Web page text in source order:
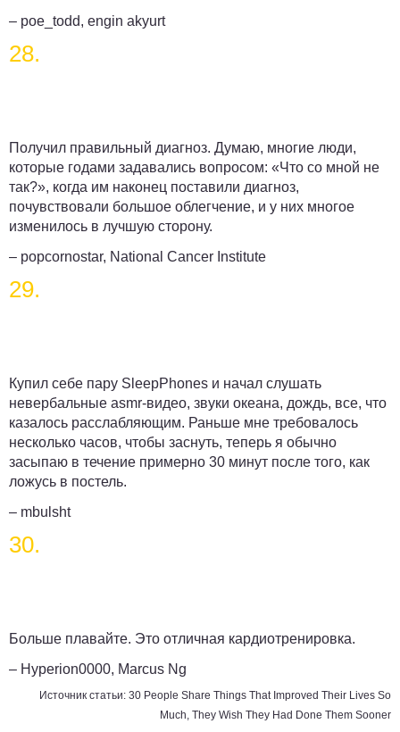
– poe_todd, engin akyurt
28.
Получил правильный диагноз. Думаю, многие люди,
которые годами задавались вопросом: «Что со мной не
так?», когда им наконец поставили диагноз,
почувствовали большое облегчение, и у них многое
изменилось в лучшую сторону.
– popcornostar, National Cancer Institute
29.
Купил себе пару SleepPhones и начал слушать
невербальные asmr-видео, звуки океана, дождь, все, что
казалось расслабляющим. Раньше мне требовалось
несколько часов, чтобы заснуть, теперь я обычно
засыпаю в течение примерно 30 минут после того, как
ложусь в постель.
– mbulsht
30.
Больше плавайте. Это отличная кардиотренировка.
– Hyperion0000, Marcus Ng
Источник статьи: 30 People Share Things That Improved Their Lives So
Much, They Wish They Had Done Them Sooner